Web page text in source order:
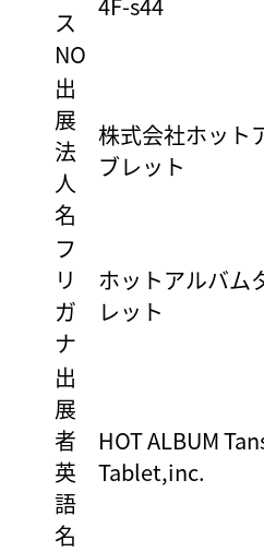
ス
NO
出
展
法
人
名
株式会社ホット
ブレット
フ
リ
ガ
ナ
ホットアルバム
レット
出
展
者
英
語
名
HOT ALBUM
Tablet,inc.